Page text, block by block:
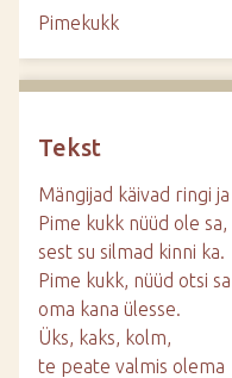
Pimekukk
Tekst
Mängijad käivad ringi
Pime kukk nüüd ole sa,
sest su silmad kinni ka.
Pime kukk, nüüd otsi sa
oma kana ülesse.
Üks, kaks, kolm,
te peate valmis olema